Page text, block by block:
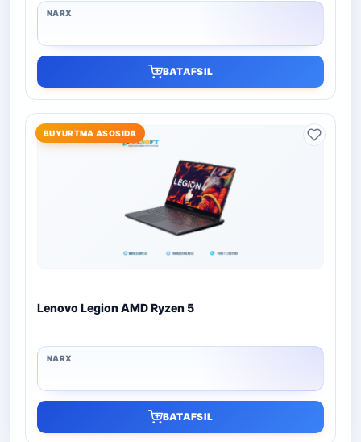
BATAFSIL
BUYURTMA ASOSIDA
Lenovo Legion AMD Ryzen 5
BATAFSIL